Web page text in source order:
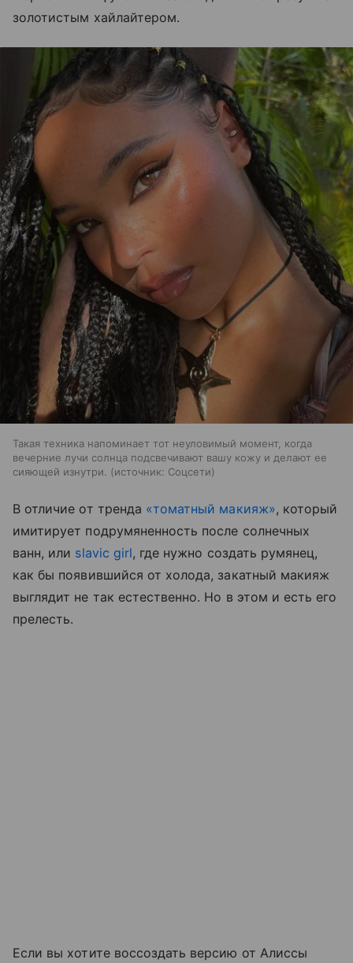
золотистым хайлайтером.
Такая техника напоминает тот неуловимый момент, когда
вечерние лучи солнца подсвечивают вашу кожу и делают ее
сияющей изнутри.
источник: Соцсети
В отличие от тренда «томатный макияж», который
имитирует подрумяненность после солнечных
ванн, или slavic girl, где нужно создать румянец,
как бы появившийся от холода, закатный макияж
выглядит не так естественно. Но в этом и есть его
прелесть.
Если вы хотите воссоздать версию от Алиссы